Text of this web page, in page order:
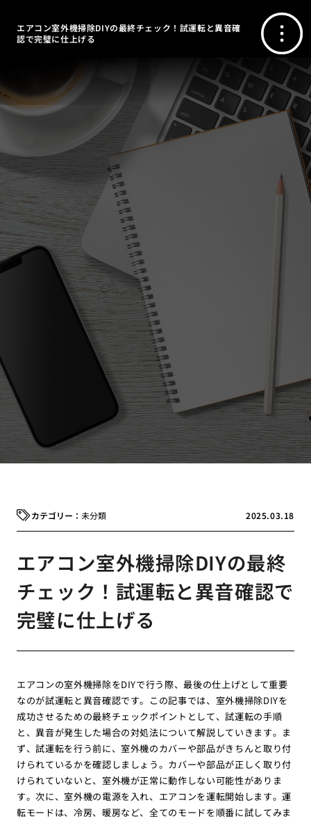
エアコン室外機掃除DIYの最終チェック！試運転と異音確
認で完璧に仕上げる
2025.03.18
未分類
エアコン室外機掃除DIYの最終
チェック！試運転と異音確認で
完璧に仕上げる
エアコンの室外機掃除をDIYで行う際、最後の仕上げとして重要
なのが試運転と異音確認です。この記事では、室外機掃除DIYを
成功させるための最終チェックポイントとして、試運転の手順
と、異音が発生した場合の対処法について解説していきます。ま
ず、試運転を行う前に、室外機のカバーや部品がきちんと取り付
けられているかを確認しましょう。カバーや部品が正しく取り付
けられていないと、室外機が正常に動作しない可能性がありま
す。次に、室外機の電源を入れ、エアコンを運転開始します。運
転モードは、冷房、暖房など、全てのモードを順番に試してみま